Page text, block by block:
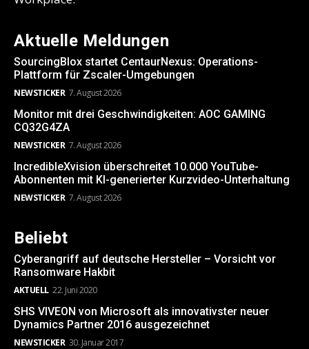
Aktuelle Meldungen
SourcingBlox startet CentaurNexus: Operations-
Plattform für Zscaler-Umgebungen
NEWSTICKER 7. August 2026
Monitor mit drei Geschwindigkeiten: AOC GAMING
CQ32G4ZA
NEWSTICKER 7. August 2026
IncredibleXvision überschreitet 10.000 YouTube-
Abonnenten mit KI-generierter Kurzvideo-Unterhaltung
NEWSTICKER 7. August 2026
Beliebt
Cyberangriff auf deutsche Hersteller – Vorsicht vor
Ransomware Hakbit
AKTUELL 22. Juni 2020
SHS VIVEON von Microsoft als innovativster neuer
Dynamics Partner 2016 ausgezeichnet
NEWSTICKER 30. Januar 2017